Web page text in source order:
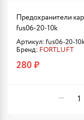
Предохранители
fus06-20-10k
Артикул: fus06-20-
Бренд: FORTLUFT
280 ₽